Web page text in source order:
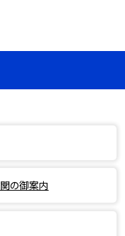
の御案内